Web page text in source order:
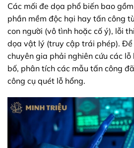
Các mối đe dọa phổ biến bao
phần mềm độc hại hay tấn công
con người (vô tình hoặc cố ý), lỗi
dọa vật lý (truy cập trái phép). Để
chuyên gia phải nghiên cứu các lỗ
bố, phân tích các mẫu tấn công
công cụ quét lỗ hổng.